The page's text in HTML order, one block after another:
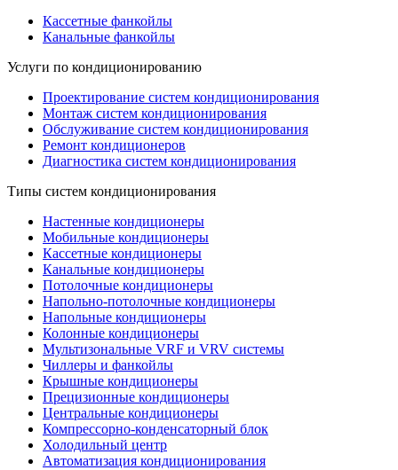
Кассетные фанкойлы
Канальные фанкойлы
Услуги по кондиционированию
Проектирование систем кондиционирования
Монтаж систем кондиционирования
Обслуживание систем кондиционирования
Ремонт кондиционеров
Диагностика систем кондиционирования
Типы систем кондиционирования
Настенные кондиционеры
Мобильные кондиционеры
Кассетные кондиционеры
Канальные кондиционеры
Потолочные кондиционеры
Напольно-потолочные кондиционеры
Напольные кондиционеры
Колонные кондиционеры
Мультизональные VRF и VRV системы
Чиллеры и фанкойлы
Крышные кондиционеры
Прецизионные кондиционеры
Центральные кондиционеры
Компрессорно-конденсаторный блок
Холодильный центр
Автоматизация кондиционирования